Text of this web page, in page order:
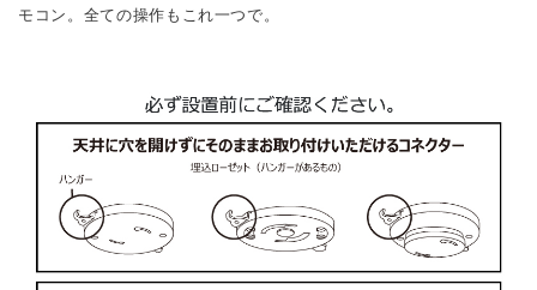
モコン。全ての操作もこれ一つで。